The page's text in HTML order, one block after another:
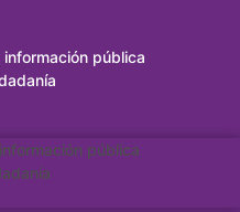
pública
pública